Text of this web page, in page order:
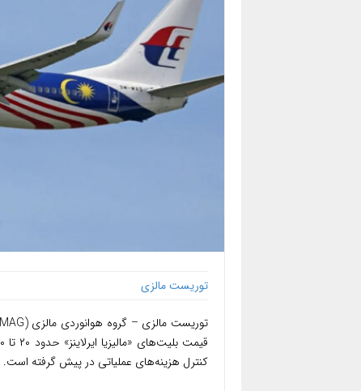
توریست مالزی
کنترل هزینه‌های عملیاتی در پیش گرفته است.